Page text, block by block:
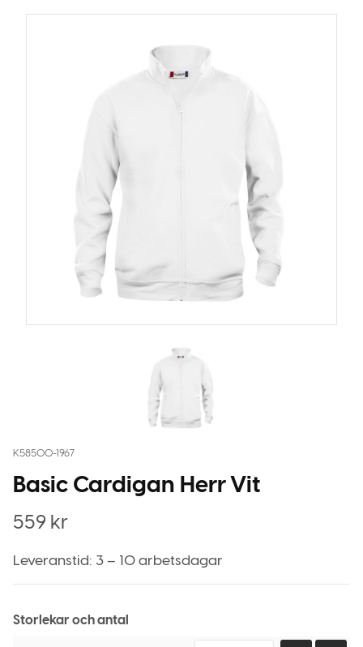
K58500-1967
Basic Cardigan Herr Vit
559 kr
Leveranstid: 3 – 10 arbetsdagar
Storlekar och antal